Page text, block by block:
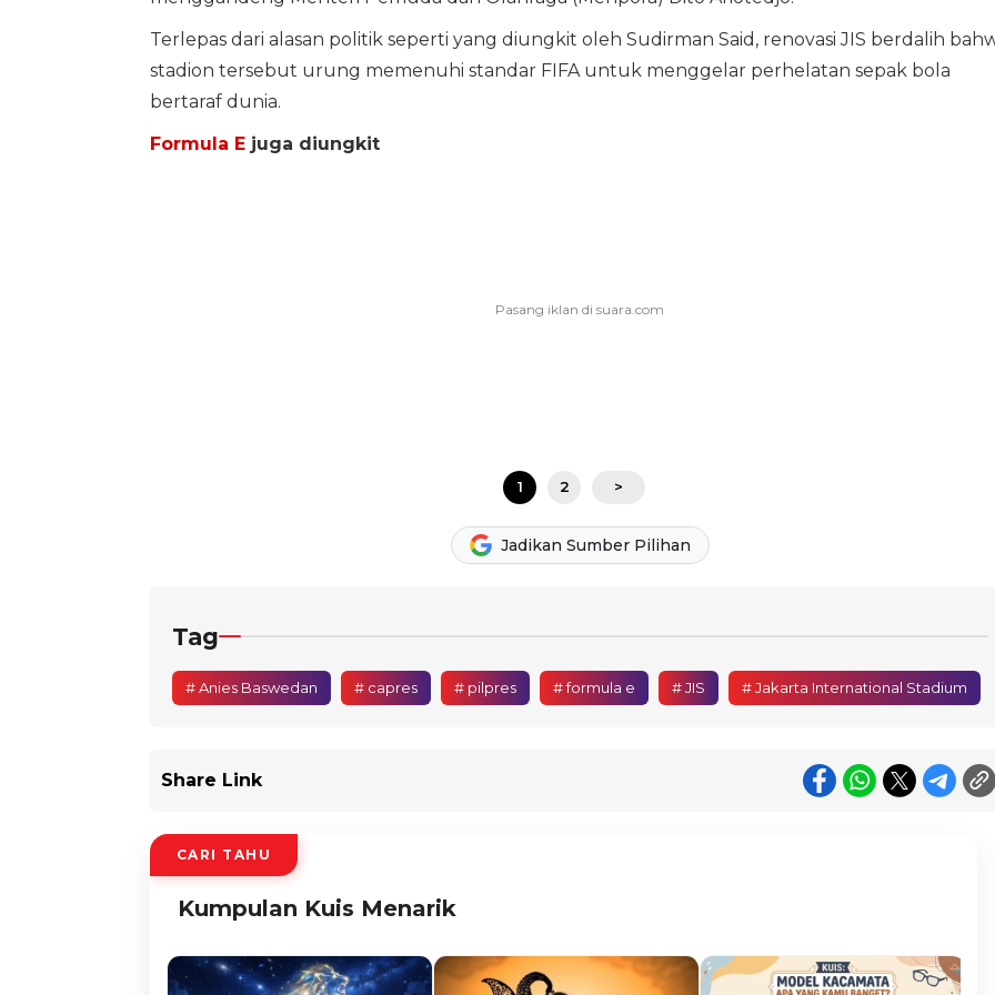
Terlepas dari alasan politik seperti yang diungkit oleh Sudirman Said, renovasi JIS berdalih
stadion tersebut urung memenuhi standar FIFA untuk menggelar perhelatan sepak bola
bertaraf dunia.
Formula Ejuga diungkit
1 2 >
Jadikan Sumber Pilihan
Tag
# Anies Baswedan # capres # pilpres # formula e # JIS # Jakarta International Stadium
Share Link
CARI TAHU
Kumpulan Kuis Menarik